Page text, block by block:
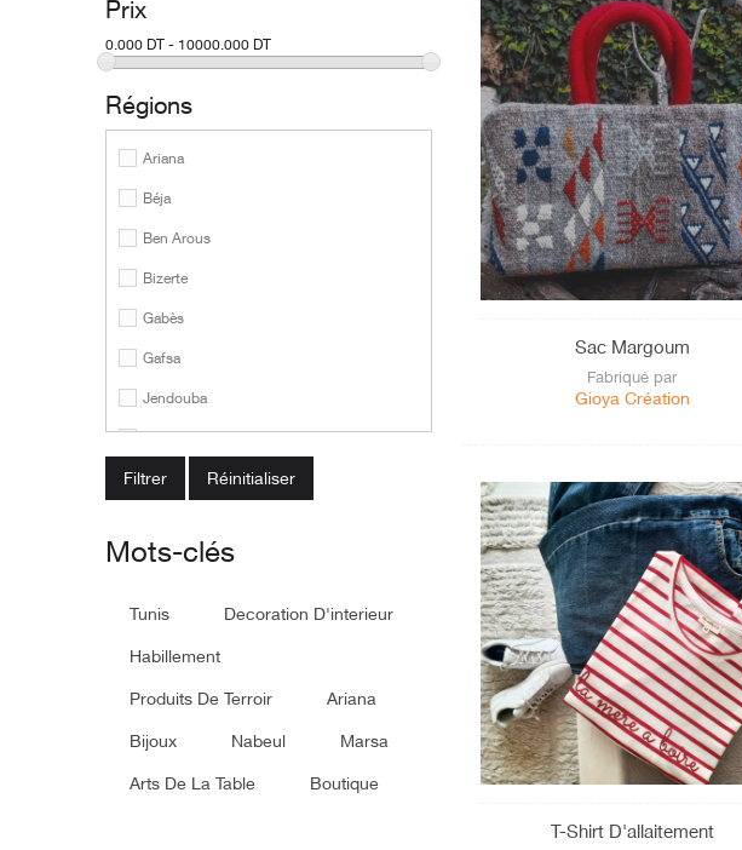
Prix
0.000 DT - 10000.000 DT
Régions
Ariana
Béja
Ben Arous
Bizerte
Gabès
Gafsa
Jendouba
Kairouan
Kasserine
Le Kef
Nabeul
Réinitialiser
Mots-clés
Tunis Decoration D'interieur
Habillement
Produits De Terroir Ariana
Bijoux Nabeul Marsa
Arts De La Table Boutique
Sac Margoum
Fabriqué par
Gioya Création
T-Shirt D'allaitement